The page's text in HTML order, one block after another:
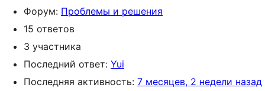
Форум: Проблемы и решения
15 ответов
3 участника
Последний ответ: Yui
Последняя активность: 7 месяцев, 2 недели назад